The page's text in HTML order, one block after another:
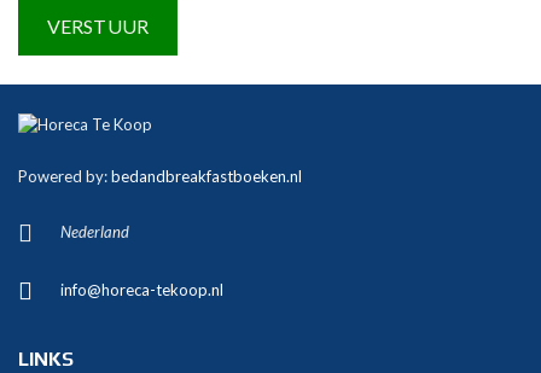
l
e
n
t
v
Powered by:bedandbreakfastboeken.nl
Nederland
info@horeca-tekoop.nl
LINKS